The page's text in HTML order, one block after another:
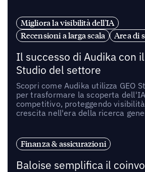
Migliora la visibilità dell'IA
Recensioni a larga scala
Area di
Il successo di Audika con
Studio del settore
Scopri come Audika utilizza GEO
per trasformare la scoperta
competitivo, proteggendo
crescita nell'era della ricerca
Finanza & assicurazioni
Baloise semplifica il